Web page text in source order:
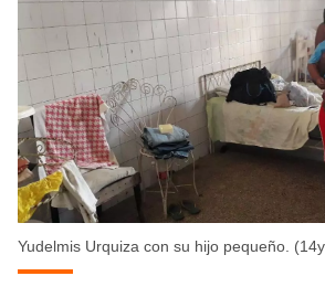
Yudelmis Urquiza con su hijo pequeño.